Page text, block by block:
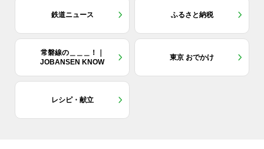
鉄道ニュース ふるさと納税
常磐線の＿＿＿！｜
JOBANSEN KNOW
東京 おでかけ
レシピ・献立